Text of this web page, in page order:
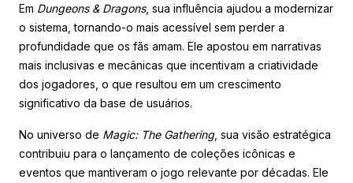
Em Dungeons & Dragons, sua influência ajudou a modernizar
o sistema, tornando-o mais acessível sem perder a
profundidade que os fãs amam. Ele apostou em narrativas
mais inclusivas e mecânicas que incentivam a criatividade
dos jogadores, o que resultou em um crescimento
significativo da base de usuários.
No universo de Magic: The Gathering, sua visão estratégica
contribuiu para o lançamento de coleções icônicas e
eventos que mantiveram o jogo relevante por décadas. Ele